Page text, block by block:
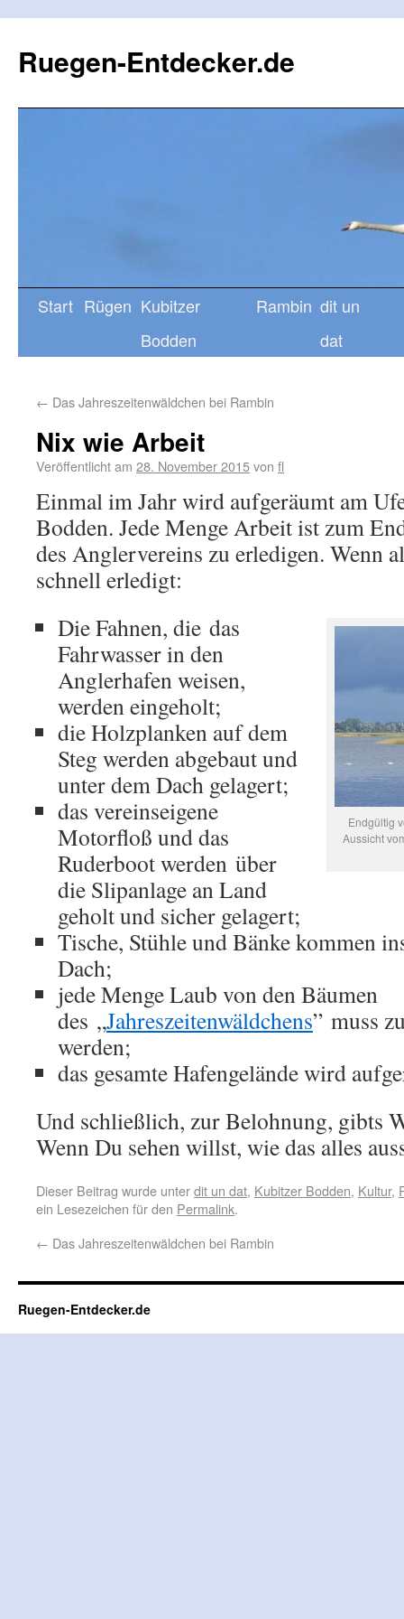
Ruegen-Entdecker.de
Start Rügen Kubitzer
Bodden
Rambin dit un
dat
← Das Jahreszeitenwäldchen bei Rambin
Nix wie Arbeit
Veröffentlicht am 28. November 2015von fl
Einmal im Jahr wird aufgeräumt am
Bodden. Jede Menge Arbeit ist zum
des Anglervereins zu erledigen. Wenn
schnell erledigt:
Endgültig
Aussicht
Die Fahnen, die das
Fahrwasser in den
Anglerhafen weisen,
werden eingeholt;
die Holzplanken auf dem
Steg werden abgebaut und
unter dem Dach gelagert;
das vereinseigene
Motorfloß und das
Ruderboot werden über
die Slipanlage an Land
geholt und sicher gelagert;
Tische, Stühle und Bänke kommen
Dach;
jede Menge Laub von den Bäumen
des „Jahreszeitenwäldchens” muss
werden;
das gesamte Hafengelände wird
Und schließlich, zur Belohnung, gibts
Wenn Du sehen willst, wie das alles
Dieser Beitrag wurde unterdit un dat, Kubitzer Bodden, Kultur,
ein Lesezeichen für den Permalink.
← Das Jahreszeitenwäldchen bei Rambin
Ruegen-Entdecker.de